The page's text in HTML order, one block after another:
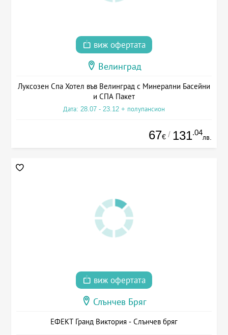
виж офертата
Велинград
Луксозен Спа Хотел във Велинград с Минерални Басейни
и СПА Пакет
Дата: 28.07 - 23.12 + полупансион
67€ / 131.04
лв.
виж офертата
Слънчев Бряг
ЕФЕКТ Гранд Виктория - Слънчев бряг